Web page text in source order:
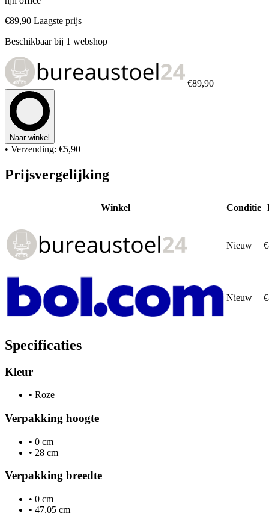
€89,90 Laagste prijs
Beschikbaar bij 1 webshop
€89,90
Naar winkel
• Verzending: €5,90
Prijsvergelijking
Winkel Conditie
Nieuw
Nieuw
Specificaties
Kleur
• Roze
Verpakking hoogte
• 0 cm
• 28 cm
Verpakking breedte
• 0 cm
• 47.05 cm